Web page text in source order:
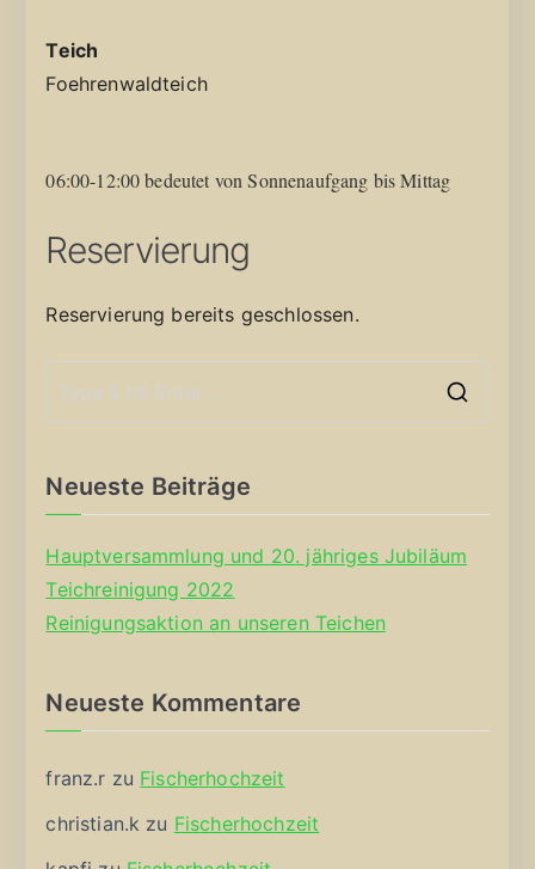
Teich
Foehrenwaldteich
06:00-12:00 bedeutet von Sonnenaufgang bis Mittag
Reservierung
Reservierung bereits geschlossen.
Neueste Beiträge
Hauptversammlung und 20. jähriges Jubiläum
Teichreinigung 2022
Reinigungsaktion an unseren Teichen
Neueste Kommentare
franz.r zu Fischerhochzeit
christian.k zu Fischerhochzeit